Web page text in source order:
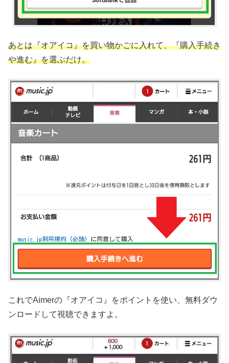
あとは『オアイコ』を買い物かごに入れて、『購入手続き
や進む』を選ぶだけ。
これでAimerの『オアイコ』をポイントを使い、無料ダウ
ンロードして視聴できますよ。